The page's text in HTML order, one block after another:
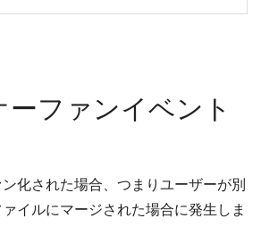
ファンイベント
化された場合、つまりユーザーが別
イルにマージされた場合に発生しま